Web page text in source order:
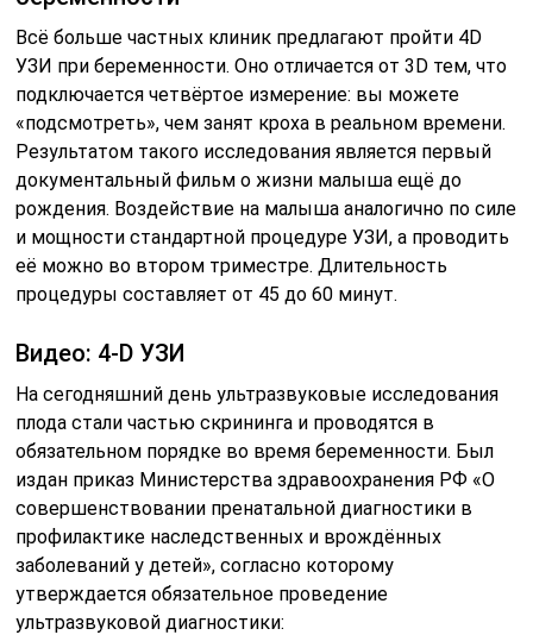
Всё больше частных клиник предлагают пройти 4D
УЗИ при беременности. Оно отличается от 3D тем, что
подключается четвёртое измерение: вы можете
«подсмотреть», чем занят кроха в реальном времени.
Результатом такого исследования является первый
документальный фильм о жизни малыша ещё до
рождения. Воздействие на малыша аналогично по силе
и мощности стандартной процедуре УЗИ, а проводить
её можно во втором триместре. Длительность
процедуры составляет от 45 до 60 минут.
Видео: 4-D УЗИ
На сегодняшний день ультразвуковые исследования
плода стали частью скрининга и проводятся в
обязательном порядке во время беременности. Был
издан приказ Министерства здравоохранения РФ «О
совершенствовании пренатальной диагностики в
профилактике наследственных и врождённых
заболеваний у детей», согласно которому
утверждается обязательное проведение
ультразвуковой диагностики: